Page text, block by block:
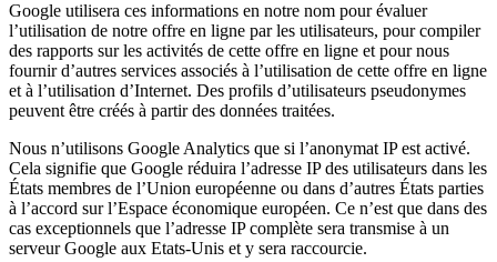
Google utilisera ces informations en notre nom pour évaluer
l’utilisation de notre offre en ligne par les utilisateurs, pour compiler
des rapports sur les activités de cette offre en ligne et pour nous
fournir d’autres services associés à l’utilisation de cette offre en ligne
et à l’utilisation d’Internet. Des profils d’utilisateurs pseudonymes
peuvent être créés à partir des données traitées.
Nous n’utilisons Google Analytics que si l’anonymat IP est activé.
Cela signifie que Google réduira l’adresse IP des utilisateurs dans les
États membres de l’Union européenne ou dans d’autres États parties
à l’accord sur l’Espace économique européen. Ce n’est que dans des
cas exceptionnels que l’adresse IP complète sera transmise à un
serveur Google aux Etats-Unis et y sera raccourcie.